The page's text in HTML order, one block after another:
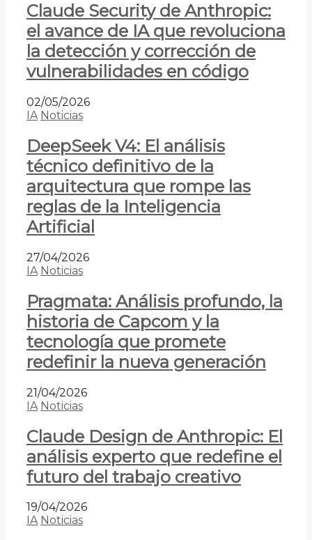
Claude Security de Anthropic:
el avance de IA que revoluciona
la detección y corrección de
vulnerabilidades en código
02/05/2026
IA Noticias
DeepSeek V4: El análisis
técnico definitivo de la
arquitectura que rompe las
reglas de la Inteligencia
Artificial
27/04/2026
IA Noticias
Pragmata: Análisis profundo, la
historia de Capcom y la
tecnología que promete
redefinir la nueva generación
21/04/2026
IA Noticias
Claude Design de Anthropic: El
análisis experto que redefine el
futuro del trabajo creativo
19/04/2026
IA Noticias